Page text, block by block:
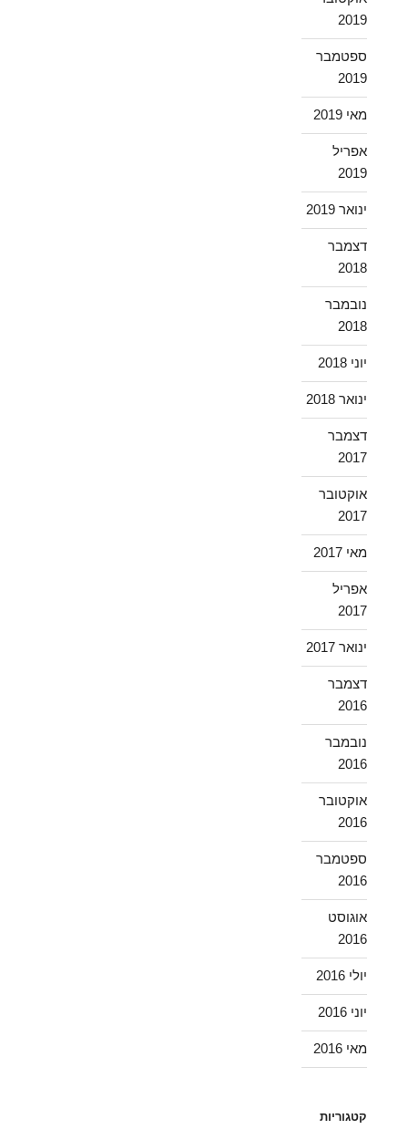
2019
ספטמבר
2019
מאי 2019
אפריל
2019
ינואר 2019
דצמבר
2018
נובמבר
2018
יוני 2018
ינואר 2018
דצמבר
2017
אוקטובר
2017
מאי 2017
אפריל
2017
ינואר 2017
דצמבר
2016
נובמבר
2016
אוקטובר
2016
ספטמבר
2016
אוגוסט
2016
יולי 2016
יוני 2016
מאי 2016
קטגוריות